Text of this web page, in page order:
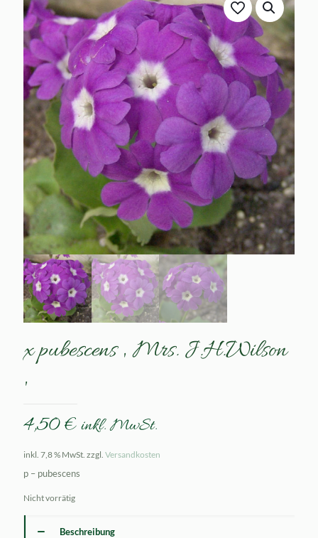
x pubescens ‚ Mrs. J.H.Wilson
‚
4,50€ inkl. MwSt.
inkl. 7,8 % MwSt. zzgl. Versandkosten
p – pubescens
Nicht vorrätig
Beschreibung